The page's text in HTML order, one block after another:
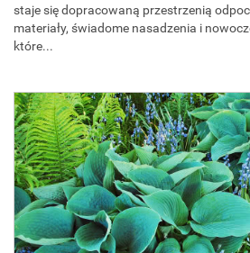
staje się dopracowaną przestrzenią
materiały, świadome nasadzenia i
które...